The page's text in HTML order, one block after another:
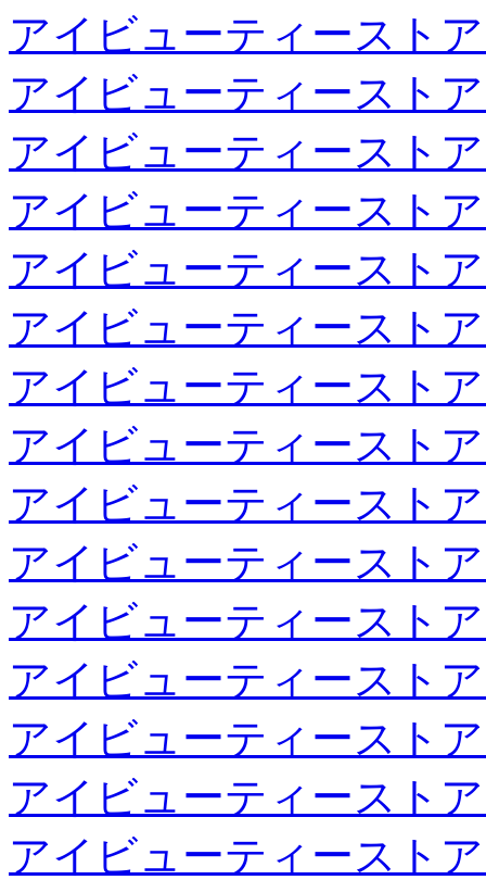
アイビューティースト
アイビューティースト
アイビューティースト
アイビューティースト
アイビューティースト
アイビューティースト
アイビューティースト
アイビューティースト
アイビューティースト
アイビューティースト
アイビューティースト
アイビューティースト
アイビューティースト
アイビューティースト
アイビューティースト